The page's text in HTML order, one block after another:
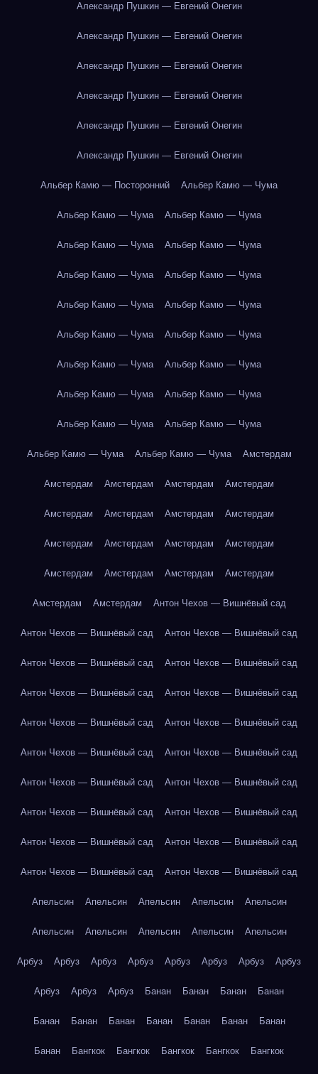
Александр Пушкин — Евгений Онегин
Александр Пушкин — Евгений Онегин
Александр Пушкин — Евгений Онегин
Александр Пушкин — Евгений Онегин
Александр Пушкин — Евгений Онегин
Александр Пушкин — Евгений Онегин
Альбер Камю — Посторонний Альбер Камю — Чума
Альбер Камю — Чума Альбер Камю — Чума
Альбер Камю — Чума Альбер Камю — Чума
Альбер Камю — Чума Альбер Камю — Чума
Альбер Камю — Чума Альбер Камю — Чума
Альбер Камю — Чума Альбер Камю — Чума
Альбер Камю — Чума Альбер Камю — Чума
Альбер Камю — Чума Альбер Камю — Чума
Альбер Камю — Чума Альбер Камю — Чума
Альбер Камю — Чума Альбер Камю — Чума Амстердам
Амстердам Амстердам Амстердам Амстердам
Амстердам Амстердам Амстердам Амстердам
Амстердам Амстердам Амстердам Амстердам
Амстердам Амстердам Амстердам Амстердам
Амстердам Амстердам Антон Чехов — Вишнёвый сад
Антон Чехов — Вишнёвый сад Антон Чехов — Вишнёвый сад
Антон Чехов — Вишнёвый сад Антон Чехов — Вишнёвый сад
Антон Чехов — Вишнёвый сад Антон Чехов — Вишнёвый сад
Антон Чехов — Вишнёвый сад Антон Чехов — Вишнёвый сад
Антон Чехов — Вишнёвый сад Антон Чехов — Вишнёвый сад
Антон Чехов — Вишнёвый сад Антон Чехов — Вишнёвый сад
Антон Чехов — Вишнёвый сад Антон Чехов — Вишнёвый сад
Антон Чехов — Вишнёвый сад Антон Чехов — Вишнёвый сад
Антон Чехов — Вишнёвый сад Антон Чехов — Вишнёвый сад
Апельсин Апельсин Апельсин Апельсин Апельсин
Апельсин Апельсин Апельсин Апельсин Апельсин
Арбуз Арбуз Арбуз Арбуз Арбуз Арбуз Арбуз Арбуз
Арбуз Арбуз Арбуз Банан Банан Банан Банан
Банан Банан Банан Банан Банан Банан Банан
Банан Бангкок Бангкок Бангкок Бангкок Бангкок